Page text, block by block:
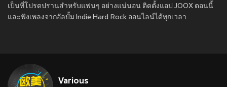
เป็นที่โปรดปรานสำหรับแฟนๆ อย่างแน่นอน ติดตั้งแอป JOOX ตอนนี้
และฟังเพลงจากอัลบั้ม Indie Hard Rock ออนไลน์ได้ทุกเวลา
Various